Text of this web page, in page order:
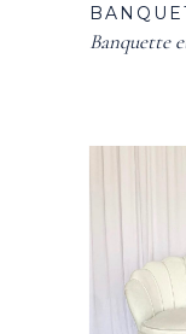
Banquette